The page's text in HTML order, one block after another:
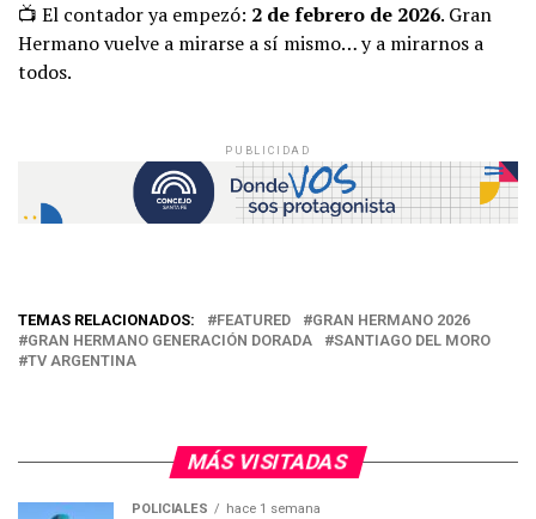
📺 El contador ya empezó: 2 de febrero de 2026. Gran
Hermano vuelve a mirarse a sí mismo… y a mirarnos a
todos.
PUBLICIDAD
TEMAS RELACIONADOS: FEATURED
GRAN HERMANO 2026
GRAN HERMANO GENERACIÓN DORADA
SANTIAGO DEL MORO
TV ARGENTINA
MÁS VISITADAS
POLICIALES hace 1 semana